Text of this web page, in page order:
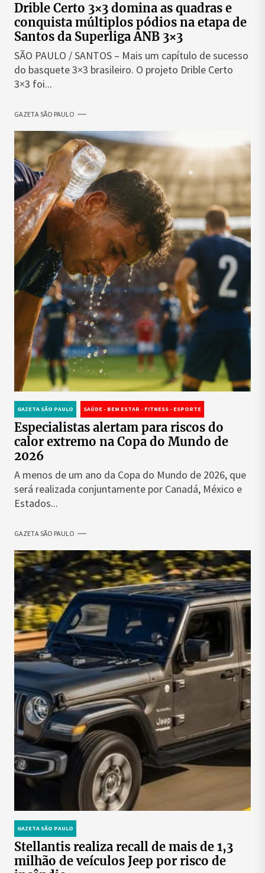
Drible Certo 3×3 domina as quadras e
conquista múltiplos pódios na etapa de
Santos da Superliga ANB 3×3
SÃO PAULO / SANTOS – Mais um capítulo de sucesso
do basquete 3×3 brasileiro. O projeto Drible Certo
3×3 foi...
GAZETA SÃO PAULO
GAZETA SÃO PAULO SAÚDE - BEM ESTAR - FITNESS - ESPORTE
Especialistas alertam para riscos do
calor extremo na Copa do Mundo de
2026
A menos de um ano da Copa do Mundo de 2026, que
será realizada conjuntamente por Canadá, México e
Estados...
GAZETA SÃO PAULO
GAZETA SÃO PAULO
Stellantis realiza recall de mais de 1,3
milhão de veículos Jeep por risco de